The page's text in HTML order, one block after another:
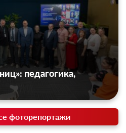
педагогика,
фоторепортажи